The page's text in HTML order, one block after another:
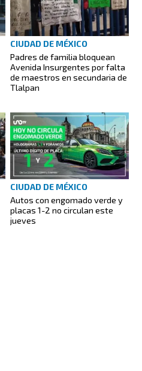
CIUDAD DE MÉXICO
Padres de familia bloquean
Avenida Insurgentes por falta
de maestros en secundaria de
Tlalpan
CIUDAD DE MÉXICO
Autos con engomado verde y
placas 1-2 no circulan este
jueves